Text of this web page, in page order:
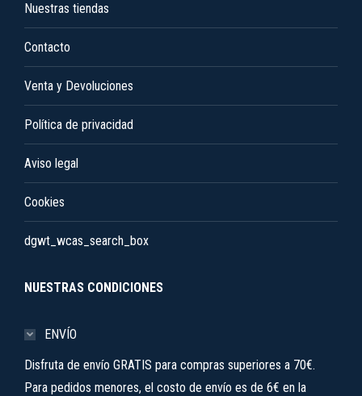
Nuestras tiendas
Contacto
Venta y Devoluciones
Política de privacidad
Aviso legal
Cookies
dgwt_wcas_search_box
NUESTRAS CONDICIONES
ENVÍO
Disfruta de envío GRATIS para compras superiores a 70€.
Para pedidos menores, el costo de envío es de 6€ en la